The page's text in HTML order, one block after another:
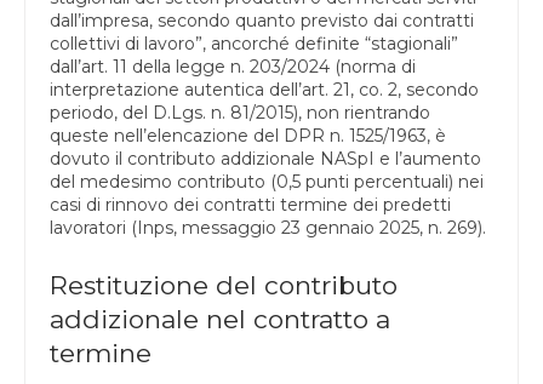
dall’impresa, secondo quanto previsto dai contratti
collettivi di lavoro”, ancorché definite “stagionali”
dall’art. 11 della legge n. 203/2024 (norma di
interpretazione autentica dell’art. 21, co. 2, secondo
periodo, del D.Lgs. n. 81/2015), non rientrando
queste nell’elencazione del DPR n. 1525/1963, è
dovuto il contributo addizionale NASpI e l’aumento
del medesimo contributo (0,5 punti percentuali) nei
casi di rinnovo dei contratti termine dei predetti
lavoratori (Inps, messaggio 23 gennaio 2025, n. 269).
Restituzione del contributo
addizionale nel contratto a
termine